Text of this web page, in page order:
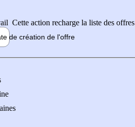
Cette action recharge la liste des offres
de création de l'offre